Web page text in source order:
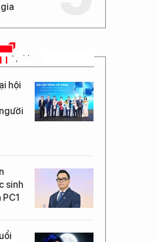
TIN MỚI
hội
sinh